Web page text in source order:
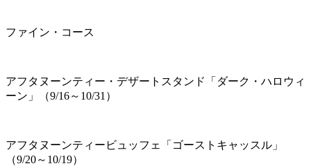
ファイン・コース
アフタヌーンティー・デザートスタンド「ダーク・ハロウィ
ーン」（9/16～10/31）
アフタヌーンティービュッフェ「ゴーストキャッスル」
（9/20～10/19）